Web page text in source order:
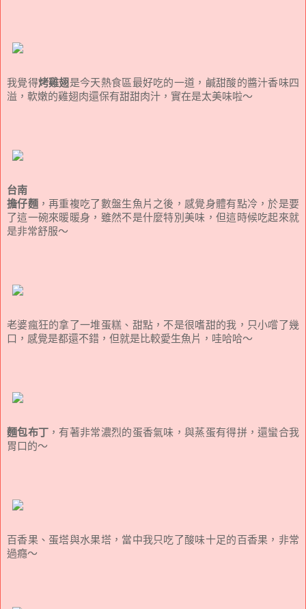
我覺得烤雞翅 是今天熱食區最好吃的一道，鹹甜酸的醬汁香味四
溢，軟嫩的雞翅肉還保有甜甜肉汁，實在是太美味啦～
台南
擔仔麵，再重複吃了數盤生魚片之後，感覺身體有點冷，於是要
了這一碗來暖暖身，雖然不是什麼特別美味，但這時候吃起來就
是非常舒服～
老婆瘋狂的拿了一堆蛋糕、甜點，不是很嗜甜的我，只小嚐了幾
口，感覺是都還不錯，但就是比較愛生魚片，哇哈哈～
麵包布丁 ，有著非常濃烈的蛋香氣味，與蒸蛋有得拼，還蠻合我
胃口的～
百香果、蛋塔與水果塔，當中我只吃了酸味十足的百香果，非常
過癮～